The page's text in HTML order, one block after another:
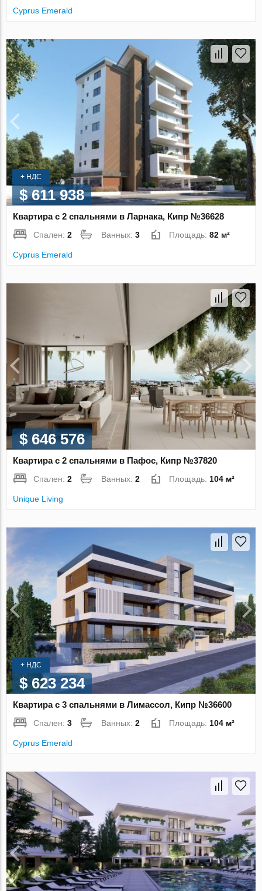
Cyprus Emerald
+ НДС
$ 611 938
Квартира с 2 спальнями в Ларнака, Кипр №36628
Спален:2 Ванных:3 Площадь:82 м²
Cyprus Emerald
$ 646 576
Квартира с 2 спальнями в Пафос, Кипр №37820
Спален:2 Ванных:2 Площадь: 104 м²
Unique Living
+ НДС
$ 623 234
Квартира с 3 спальнями в Лимассол, Кипр №36600
Спален:3 Ванных:2 Площадь: 104 м²
Cyprus Emerald